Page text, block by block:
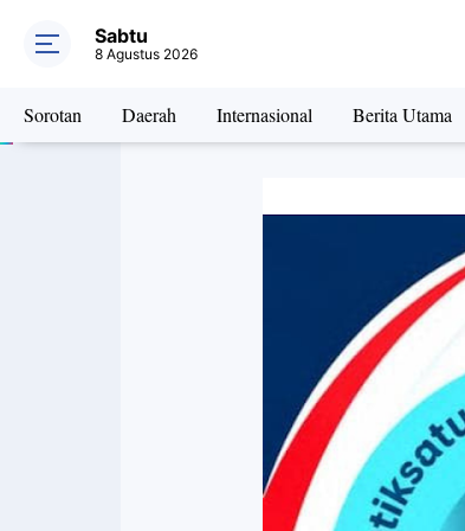
Sabtu
8 Agustus 2026
Sorotan Daerah Internasional Berita Utama